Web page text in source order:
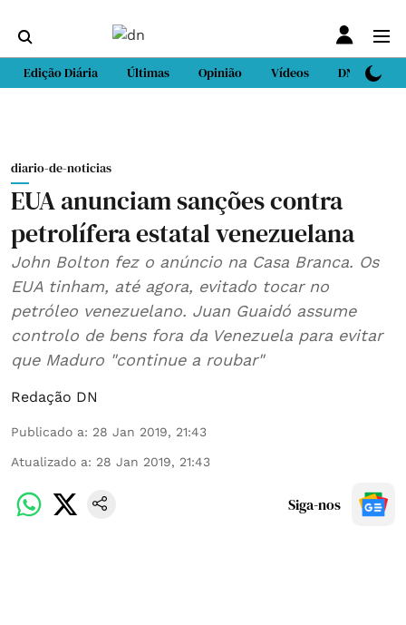
Edição Diária Últimas Opinião Vídeos DN Sport
diario-de-noticias
EUA anunciam sanções contra
petrolífera estatal venezuelana
John Bolton fez o anúncio na Casa Branca. Os
EUA tinham, até agora, evitado tocar no
petróleo venezuelano. Juan Guaidó assume
controlo de bens fora da Venezuela para evitar
que Maduro "continue a roubar"
Redação DN
Publicado a: 28 Jan 2019, 21:43
Atualizado a: 28 Jan 2019, 21:43
Siga-nos